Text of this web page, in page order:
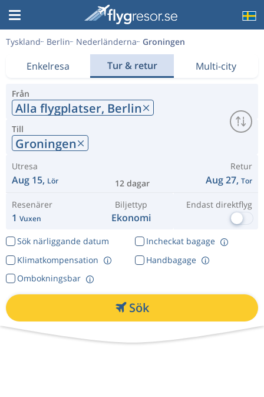
Tyskland Berlin Nederländerna Groningen
Enkelresa Tur & retur Multi-city
Från
Alla flygplatser, Berlin
Till
Groningen
Utresa
Aug 15, Lör 12 dagar
Retur
Aug 27, Tor
Resenärer
1 Vuxen
Biljettyp
Ekonomi
Endast direktflyg
Sök närliggande datum
Incheckat bagage
Klimatkompensation
Ombokningsbar
Handbagage
Sök